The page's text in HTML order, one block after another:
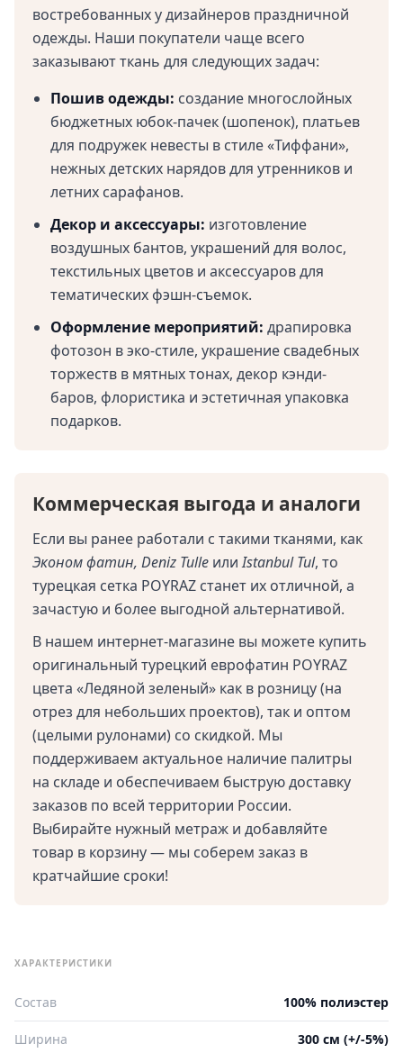
востребованных у дизайнеров праздничной
одежды. Наши покупатели чаще всего
заказывают ткань для следующих задач:
Пошив одежды: создание многослойных
бюджетных юбок-пачек (шопенок), платьев
для подружек невесты в стиле «Тиффани»,
нежных детских нарядов для утренников и
летних сарафанов.
Декор и аксессуары: изготовление
воздушных бантов, украшений для волос,
текстильных цветов и аксессуаров для
тематических фэшн-съемок.
Оформление мероприятий: драпировка
фотозон в эко-стиле, украшение свадебных
торжеств в мятных тонах, декор кэнди-
баров, флористика и эстетичная упаковка
подарков.
Коммерческая выгода и аналоги
Если вы ранее работали с такими тканями, как
Эконом фатин, Deniz Tulle илиIstanbul Tul, то
турецкая сетка POYRAZ станет их отличной, а
зачастую и более выгодной альтернативой.
В нашем интернет-магазине вы можете купить
оригинальный турецкий еврофатин POYRAZ
цвета «Ледяной зеленый» как в розницу (на
отрез для небольших проектов), так и оптом
(целыми рулонами) со скидкой. Мы
поддерживаем актуальное наличие палитры
на складе и обеспечиваем быструю доставку
заказов по всей территории России.
Выбирайте нужный метраж и добавляйте
товар в корзину — мы соберем заказ в
кратчайшие сроки!
ХАРАКТЕРИСТИКИ
Состав 100% полиэстер
Ширина 300 см (+/-5%)